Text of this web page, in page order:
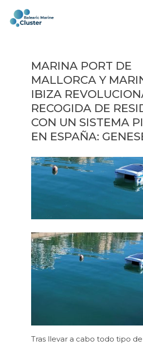
main
MARINA PORT DE
MALLORCA Y
IBIZA
RECOGIDA DE
CON UN SISTEMA
EN ESPAÑA:
Tras llevar a cabo todo tipo de